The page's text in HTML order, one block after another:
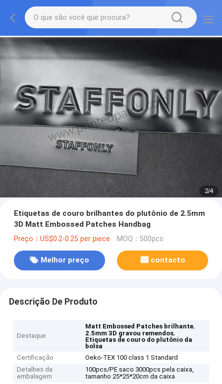
2/4
Etiquetas de couro brilhantes do plutônio de 2.5mm
3D Matt Embossed Patches Handbag
Preço：US$0.2-0.25 per piece MOQ：500pcs
Melhor preço contacto
Descrição De Produto
Destaque
Matt Embossed Patches brilhante,
2.5mm 3D gravou remendos,
Etiquetas de couro do plutônio da
bolsa
Certificação
Oeko-TEX 100 class 1 Standard
Detalhes da
embalagem
100pcs/PE saco 3000pcs pela caixa,
tamanho 25*25*20cm da caixa